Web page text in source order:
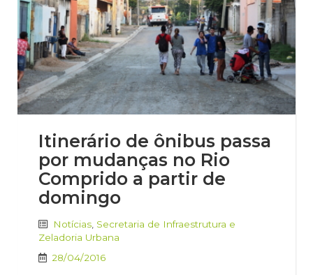
Itinerário de ônibus passa
por mudanças no Rio
Comprido a partir de
domingo
Notícias Secretaria de Infraestrutura e
Zeladoria Urbana
28/04/2016